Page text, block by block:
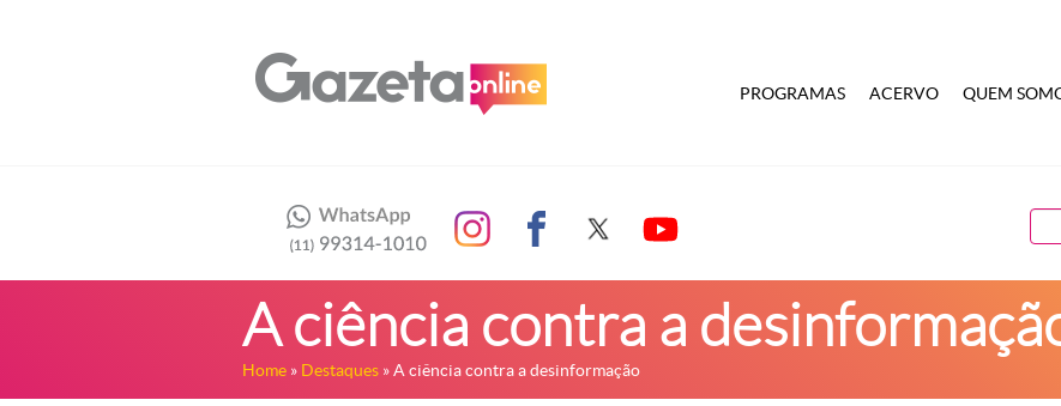
PROGRAMAS ACERVO QUEM
A ciência contra a
Home » Destaques » A ciência contra a desinformação